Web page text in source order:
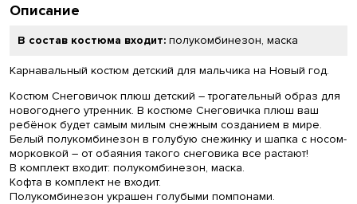
Описание
В состав костюма входит: полукомбинезон, маска
Карнавальный костюм детский для мальчика на Новый год.
Костюм Снеговичок плюш детский – трогательный образ для
новогоднего утренник. В костюме Снеговичка плюш ваш
ребёнок будет самым милым снежным созданием в мире.
Белый полукомбинезон в голубую снежинку и шапка с носом-
морковкой – от обаяния такого снеговика все растают!
В комплект входит: полукомбинезон, маска.
Кофта в комплект не входит.
Полукомбинезон украшен голубыми помпонами.